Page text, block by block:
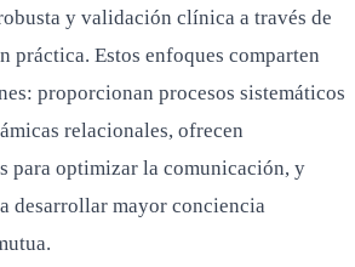
y validación clínica a través de
práctica. Estos enfoques comparten
proporcionan procesos sistemáticos
relacionales, ofrecen
para optimizar la comunicación, y
desarrollar mayor conciencia